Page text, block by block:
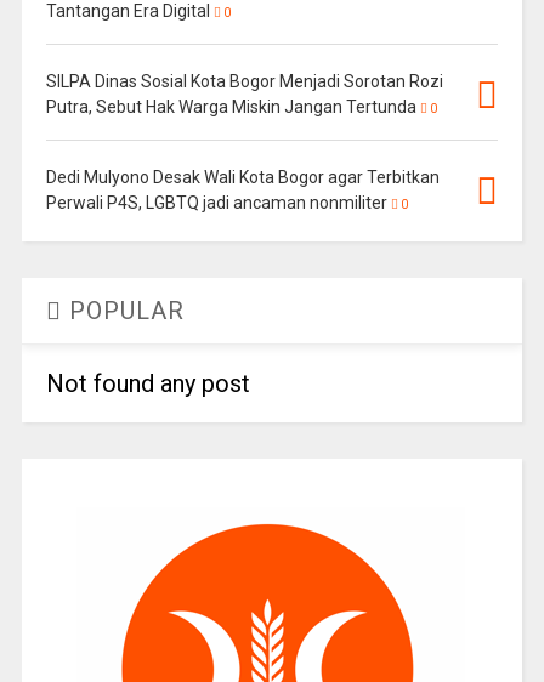
Tantangan Era Digital
0
SILPA Dinas Sosial Kota Bogor Menjadi Sorotan Rozi
Putra, Sebut Hak Warga Miskin Jangan Tertunda
0
Dedi Mulyono Desak Wali Kota Bogor agar Terbitkan
Perwali P4S, LGBTQ jadi ancaman nonmiliter
0
POPULAR
Not found any post